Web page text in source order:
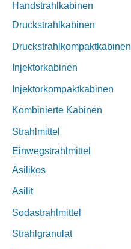
Handstrahlkabinen
Druckstrahlkabinen
Druckstrahlkompaktkabinen
Injektorkabinen
Injektorkompaktkabinen
Kombinierte Kabinen
Strahlmittel
Einwegstrahlmittel
Asilikos
Asilit
Sodastrahlmittel
Strahlgranulat